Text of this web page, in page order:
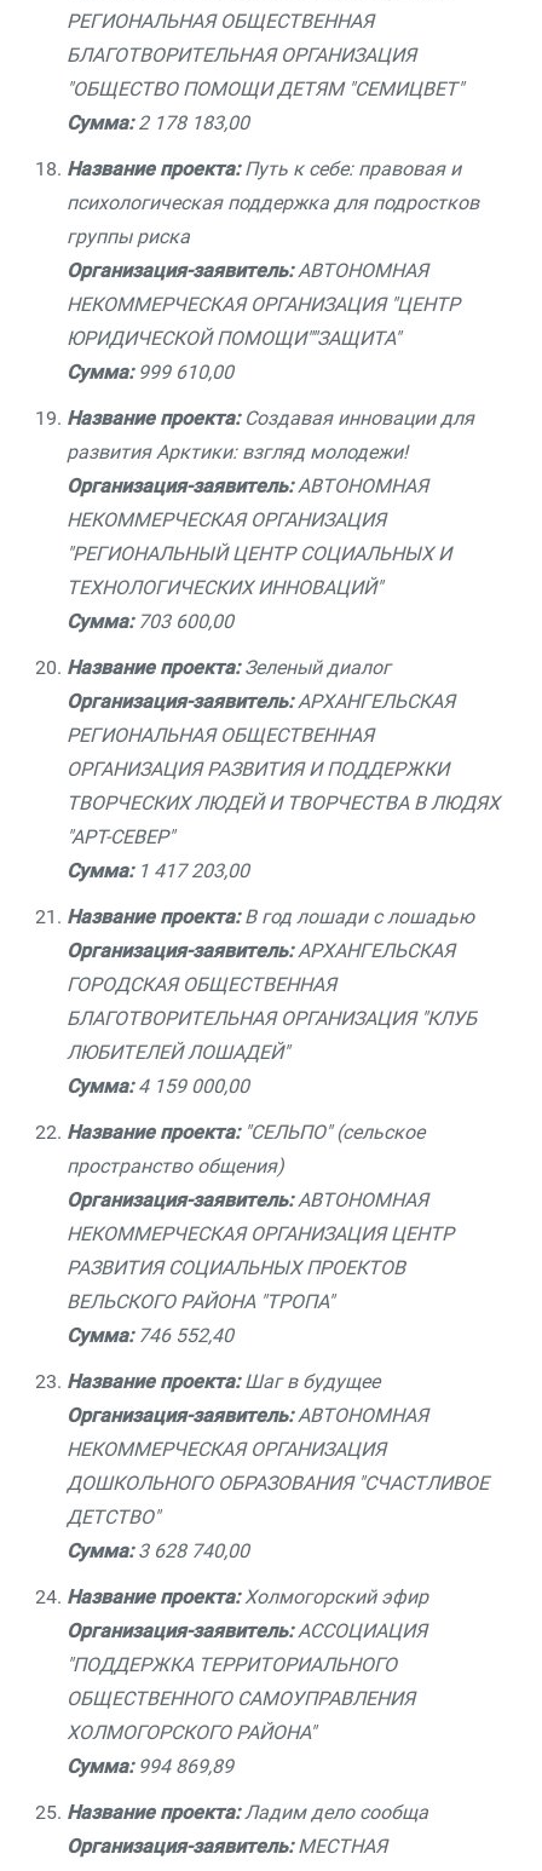
РЕГИОНАЛЬНАЯ ОБЩЕСТВЕННАЯ
БЛАГОТВОРИТЕЛЬНАЯ ОРГАНИЗАЦИЯ
"ОБЩЕСТВО ПОМОЩИ ДЕТЯМ "СЕМИЦВЕТ"
Сумма:2 178 183,00
Название проекта:Путь к себе: правовая и
психологическая поддержка для подростков
группы риска
Организация-заявитель:АВТОНОМНАЯ
НЕКОММЕРЧЕСКАЯ ОРГАНИЗАЦИЯ "ЦЕНТР
ЮРИДИЧЕСКОЙ ПОМОЩИ""ЗАЩИТА"
Сумма:999 610,00
Название проекта:Создавая инновации для
развития Арктики: взгляд молодежи!
Организация-заявитель:АВТОНОМНАЯ
НЕКОММЕРЧЕСКАЯ ОРГАНИЗАЦИЯ
"РЕГИОНАЛЬНЫЙ ЦЕНТР СОЦИАЛЬНЫХ И
ТЕХНОЛОГИЧЕСКИХ ИННОВАЦИЙ"
Сумма:703 600,00
Название проекта:Зеленый диалог
Организация-заявитель:АРХАНГЕЛЬСКАЯ
РЕГИОНАЛЬНАЯ ОБЩЕСТВЕННАЯ
ОРГАНИЗАЦИЯ РАЗВИТИЯ И ПОДДЕРЖКИ
ТВОРЧЕСКИХ ЛЮДЕЙ И ТВОРЧЕСТВА В ЛЮДЯХ
"АРТ-СЕВЕР"
Сумма:1 417 203,00
Название проекта:В год лошади с лошадью
Организация-заявитель:АРХАНГЕЛЬСКАЯ
ГОРОДСКАЯ ОБЩЕСТВЕННАЯ
БЛАГОТВОРИТЕЛЬНАЯ ОРГАНИЗАЦИЯ "КЛУБ
ЛЮБИТЕЛЕЙ ЛОШАДЕЙ"
Сумма:4 159 000,00
Название проекта:"СЕЛЬПО" (сельское
пространство общения)
Организация-заявитель:АВТОНОМНАЯ
НЕКОММЕРЧЕСКАЯ ОРГАНИЗАЦИЯ ЦЕНТР
РАЗВИТИЯ СОЦИАЛЬНЫХ ПРОЕКТОВ
ВЕЛЬСКОГО РАЙОНА "ТРОПА"
Сумма:746 552,40
Название проекта:Шаг в будущее
Организация-заявитель:АВТОНОМНАЯ
НЕКОММЕРЧЕСКАЯ ОРГАНИЗАЦИЯ
ДОШКОЛЬНОГО ОБРАЗОВАНИЯ "СЧАСТЛИВОЕ
ДЕТСТВО"
Сумма:3 628 740,00
Название проекта:Холмогорский эфир
Организация-заявитель:АССОЦИАЦИЯ
"ПОДДЕРЖКА ТЕРРИТОРИАЛЬНОГО
ОБЩЕСТВЕННОГО САМОУПРАВЛЕНИЯ
ХОЛМОГОРСКОГО РАЙОНА"
Сумма:994 869,89
Название проекта:Ладим дело сообща
Организация-заявитель:МЕСТНАЯ